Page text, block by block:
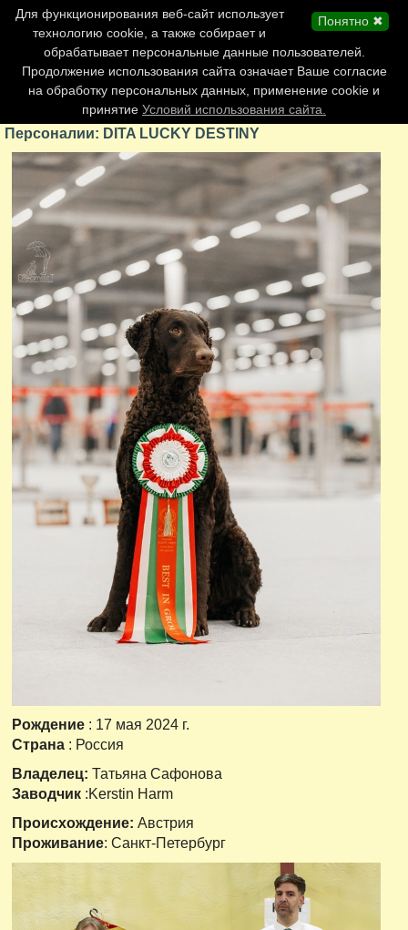
Главная страница
Обновления сайта
Контакты
Персоналии
Форум
Персоналии: DITA LUCKY DESTINY
Рождение : 17 мая 2024 г.
Страна : Россия
Владелец: Татьяна Сафонова
Заводчик :Kerstin Harm
Происхождение: Австрия
Проживание: Санкт-Петербург
Понятно ✖
Для функционирования веб-сайт использует
технологию cookie, а также собирает и
обрабатывает персональные данные пользователей.
Продолжение использования сайта означает Ваше согласие
на обработку персональных данных, применение cookie и
принятие Условий использования сайта.